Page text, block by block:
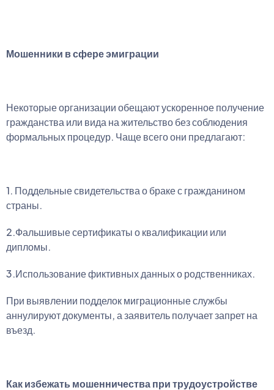
Мошенники в сфере эмиграции
Некоторые организации обещают ускоренное получение
гражданства или вида на жительство без соблюдения
формальных процедур. Чаще всего они предлагают:
1. Поддельные свидетельства о браке с гражданином
страны.
2.Фальшивые сертификаты о квалификации или
дипломы.
3.Использование фиктивных данных о родственниках.
При выявлении подделок миграционные службы
аннулируют документы, а заявитель получает запрет на
въезд.
Как избежать мошенничества при трудоустройстве